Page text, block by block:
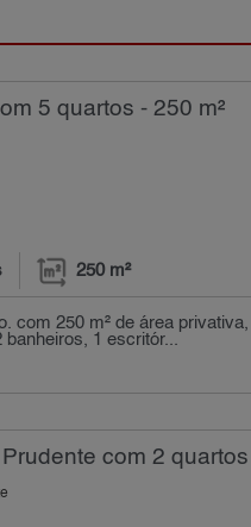
5 quartos - 250 m²
250 m²
com 250 m² de área privativa,
1 escritór...
com 2 quartos